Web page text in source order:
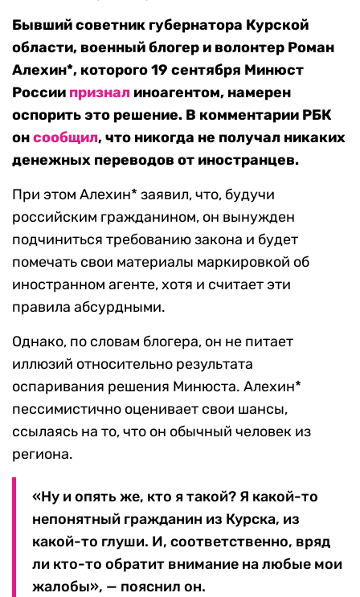
Бывший советник губернатора Курской
области, военный блогер и волонтер Роман
Алехин*, которого 19 сентября Минюст
России признал иноагентом, намерен
оспорить это решение. В комментарии РБК
онсообщил, что никогда не получал никаких
денежных переводов от иностранцев.
При этом Алехин* заявил, что, будучи
российским гражданином, он вынужден
подчиниться требованию закона и будет
помечать свои материалы маркировкой об
иностранном агенте, хотя и считает эти
правила абсурдными.
Однако, по словам блогера, он не питает
иллюзий относительно результата
оспаривания решения Минюста. Алехин*
пессимистично оценивает свои шансы,
ссылаясь на то, что он обычный человек из
региона.
«Ну и опять же, кто я такой? Я какой-то
непонятный гражданин из Курска, из
какой-то глуши. И, соответственно, вряд
ли кто-то обратит внимание на любые мои
жалобы», — пояснил он.